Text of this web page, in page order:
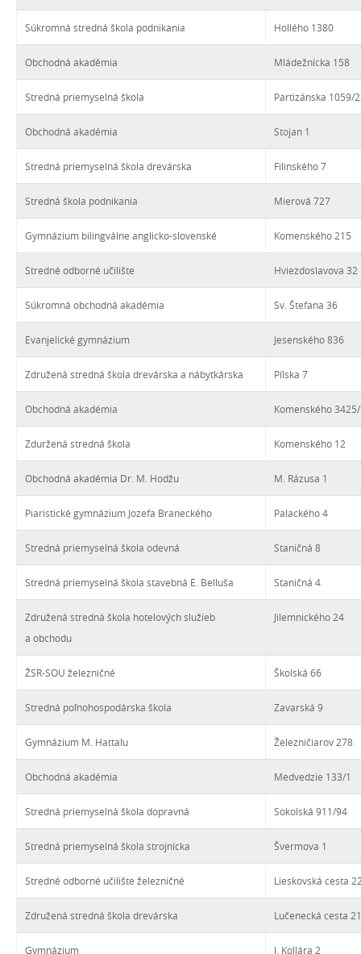
Súkromná stredná škola podnikania Hollého 1380
Obchodná akadémia Mládežnícka 158
Stredná priemyselná škola Partizánska 1059/
Obchodná akadémia Stojan 1
Stredná priemyselná škola drevárska Filinského 7
Stredná škola podnikania Mierová 727
Gymnázium bilingválne anglicko-slovenské Komenského 215
Stredné odborné učilište Hviezdoslavova 32
Súkromná obchodná akadémia Sv. Štefana 36
Evanjelické gymnázium Jesenského 836
Združená stredná škola drevárska a nábytkárska Pílska 7
Obchodná akadémia Komenského
Zduržená stredná škola Komenského 12
Obchodná akadémia Dr. M. Hodžu M. Rázusa 1
Piaristické gymnázium Jozefa Braneckého Palackého 4
Stredná priemyselná škola odevná Staničná 8
Stredná priemyselná škola stavebná E. Belluša Staničná 4
Združená stredná škola hotelových služieb
a obchodu
Jilemnického 24
ŽSR-SOU železničné Školská 66
Stredná poľnohospodárska škola Zavarská 9
Gymnázium M. Hattalu Železničiarov 278
Obchodná akadémia Medvedzie 133/1
Stredná priemyselná škola dopravná Sokolská 911/94
Stredná priemyselná škola strojnícka Švermova 1
Stredné odborné učilište železničné Lieskovská cesta
Združená stredná škola drevárska Lučenecká cesta
Gymnázium J. Kollára 2